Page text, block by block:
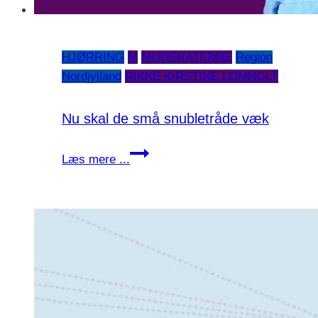
HJØRRING M MODERATERNE Region
Nordjylland RIKKE KIRSTINE LOMHOLT
Nu skal de små snubletråde væk
Læs mere ...
Nu
små
væk